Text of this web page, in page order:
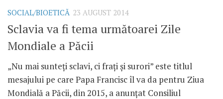
SOCIAL/BIOETICĂ 23 AUGUST 2014
Sclavia va fi tema următoarei Zile
Mondiale a Păcii
„Nu mai sunteţi sclavi, ci fraţi şi surori” este titlul
mesajului pe care Papa Francisc îl va da pentru Ziua
Mondială a Păcii, din 2015, a anunţat Consiliul